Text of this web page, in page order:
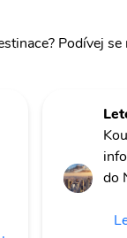
Podívej se
do